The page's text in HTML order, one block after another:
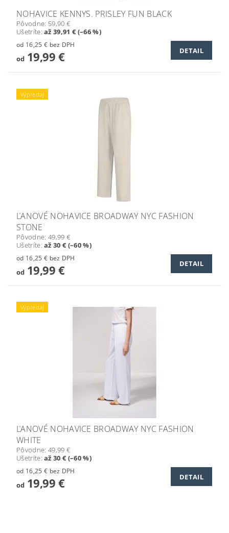
NOHAVICE KENNYS. PRISLEY FUN BLACK
Pôvodne: 59,90 €
Ušetríte:až 39,91 € (–66 %)
od 16,25 € bez DPH
od19,99 € DETAIL
Výpredaj
ĽANOVÉ NOHAVICE BROADWAY NYC FASHION
STONE
Pôvodne: 49,99 €
Ušetríte:až 30 € (–60 %)
od 16,25 € bez DPH
od19,99 € DETAIL
Výpredaj
ĽANOVÉ NOHAVICE BROADWAY NYC FASHION
WHITE
Pôvodne: 49,99 €
Ušetríte:až 30 € (–60 %)
od 16,25 € bez DPH
od19,99 € DETAIL